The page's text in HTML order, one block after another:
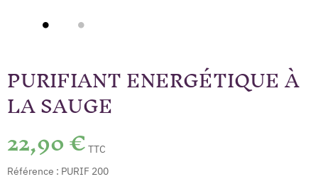
PURIFIANT ENERGÉTIQUE À
LA SAUGE
22,90 € TTC
Référence : PURIF 200